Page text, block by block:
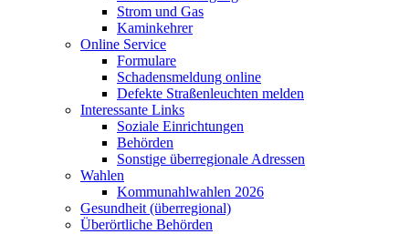
Strom und Gas
Kaminkehrer
Online Service
Formulare
Schadensmeldung online
Defekte Straßenleuchten melden
Interessante Links
Soziale Einrichtungen
Behörden
Sonstige überregionale Adressen
Wahlen
Kommunahlwahlen 2026
Gesundheit (überregional)
Überörtliche Behörden